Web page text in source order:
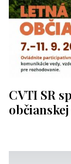
CVTI SR